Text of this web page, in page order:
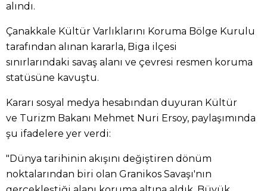
alındı.
Çanakkale Kültür Varlıklarını Koruma Bölge Kurulu
tarafından alınan kararla, Biga ilçesi
sınırlarındaki savaş alanı ve çevresi resmen koruma
statüsüne kavuştu.
Kararı sosyal medya hesabından duyuran Kültür
ve Turizm Bakanı Mehmet Nuri Ersoy, paylaşımında
şu ifadelere yer verdi:
"Dünya tarihinin akışını değiştiren dönüm
noktalarından biri olan Granikos Savaşı'nın